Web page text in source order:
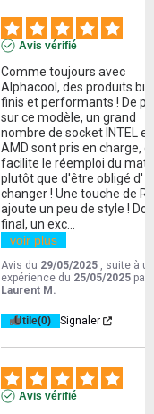
Avis vérifié
Comme toujours avec
Alphacool, des produits
finis et performants ! De
sur ce modèle, un grand
nombre de socket INTEL et
AMD sont pris en charge,
facilite le réemploi du
plutôt que d'être obligé d'
changer ! Une touche de
ajoute un peu de style !
final, un exc...
voir plus
Avis du 29/05/2025 , suite à
expérience du 25/05/2025 par
Laurent M.
Utile(0) Signaler
Avis vérifié